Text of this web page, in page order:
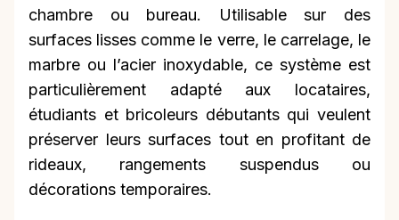
chambre ou bureau. Utilisable sur des
surfaces lisses comme le verre, le carrelage, le
marbre ou l’acier inoxydable, ce système est
particulièrement adapté aux locataires,
étudiants et bricoleurs débutants qui veulent
préserver leurs surfaces tout en profitant de
rideaux, rangements suspendus ou
décorations temporaires.